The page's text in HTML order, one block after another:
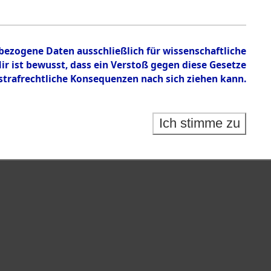
Daten ausschließlich für wissenschaftliche
bewusst, dass ein Verstoß gegen diese Gesetze
Konsequenzen nach sich ziehen kann.
Ich stimme zu